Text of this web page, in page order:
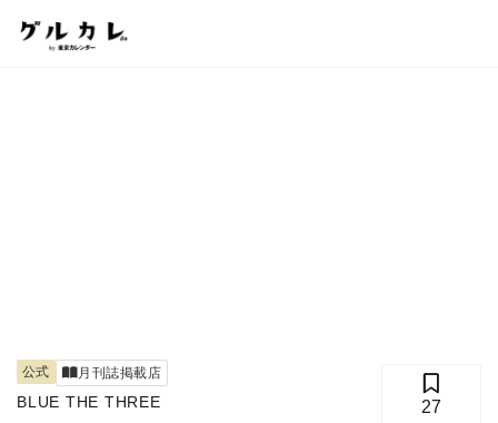
公式 月刊誌掲載店
BLUE THE THREE 27